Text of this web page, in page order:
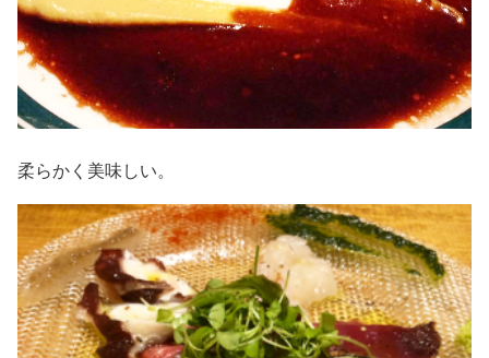
柔らかく美味しい。